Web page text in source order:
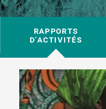
RAPPORTS
D’ACTIVITÉS